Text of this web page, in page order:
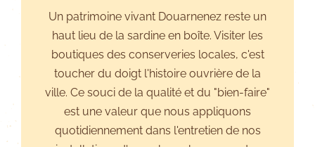
Un patrimoine vivant Douarnenez reste un
haut lieu de la sardine en boîte. Visiter les
boutiques des conserveries locales, c'est
toucher du doigt l'histoire ouvrière de la
ville. Ce souci de la qualité et du "bien-faire"
est une valeur que nous appliquons
quotidiennement dans l'entretien de nos